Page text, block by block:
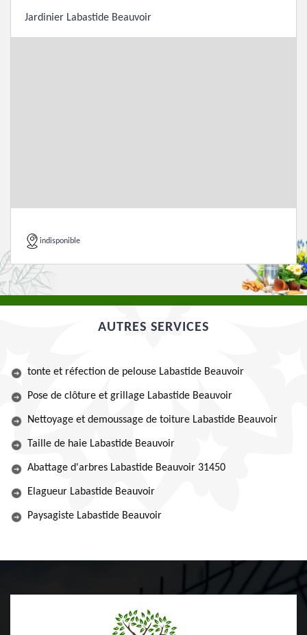
Jardinier Labastide Beauvoir
indisponible
AUTRES SERVICES
tonte et réfection de pelouse Labastide Beauvoir
Pose de clôture et grillage Labastide Beauvoir
Nettoyage et demoussage de toiture Labastide Beauvoir
Taille de haie Labastide Beauvoir
Abattage d'arbres Labastide Beauvoir 31450
Elagueur Labastide Beauvoir
Paysagiste Labastide Beauvoir